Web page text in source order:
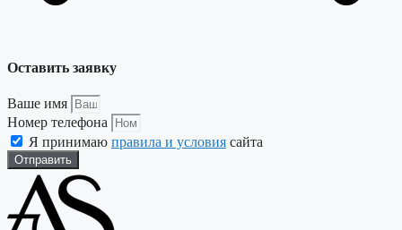
Оставить заявку
Ваше имя
Номер телефона
Я принимаю правила и условия сайта
Отправить